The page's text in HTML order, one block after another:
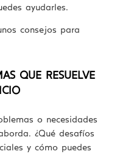
ayudarles.
consejos para
QUE RESUELVE
o necesidades
¿Qué desafíos
y cómo puedes